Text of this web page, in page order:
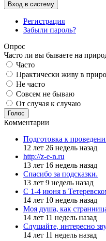
Вход в систему
Регистрация
Забыли пароль?
Опрос
Часто ли вы бываете на
Часто
Практически живу в
Не часто
Совсем не бываю
От случая к случаю
Голос
Комментарии
Подготовка к
12 лет 26 недель назад
http://z-e-n.ru
13 лет 16 недель назад
Спасибо за подсказки.
13 лет 9 недель назад
С 1-4 июня в
14 лет 10 недель назад
Моя душа, как
14 лет 11 недель назад
Слушайте, интересно
14 лет 11 недель назад